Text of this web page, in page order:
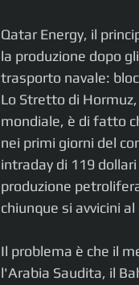
Qatar Energy, il
la produzione dopo
trasporto navale:
Lo Stretto di
mondiale, è di fatto
nei primi giorni del
intraday di 119
produzione
chiunque si avvicini
Il problema è che il
l'Arabia Saudita, il